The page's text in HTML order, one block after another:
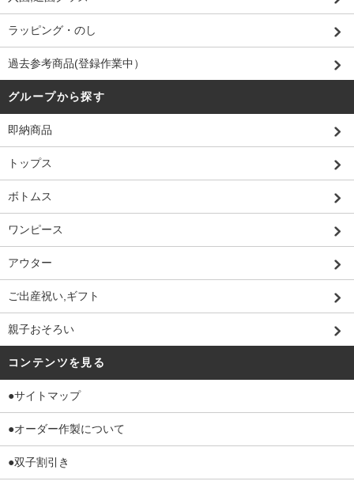
ラッピング・のし
過去参考商品(登録作業中）
グループから探す
即納商品
トップス
ボトムス
ワンピース
アウター
ご出産祝い,ギフト
親子おそろい
コンテンツを見る
●サイトマップ
●オーダー作製について
●双子割引き